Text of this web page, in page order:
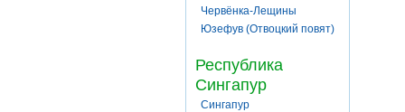
Червёнка-Лещины
Юзефув (Отвоцкий повят)
Республика
Сингапур
Сингапур